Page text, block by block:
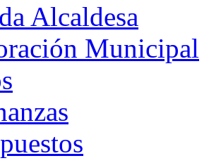
Alcaldesa
Municipal